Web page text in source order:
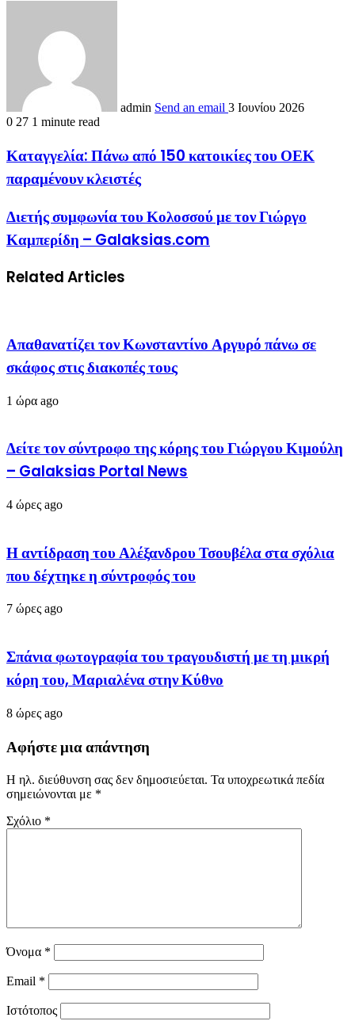
admin Send an email 3 Ιουνίου 2026
0 27 1 minute read
Καταγγελία: Πάνω από 150 κατοικίες του ΟΕΚ
παραμένουν κλειστές
Διετής συμφωνία του Κολοσσού με τον Γιώργο
Καμπερίδη – Galaksias.com
Related Articles
Απαθανατίζει τον Κωνσταντίνο Αργυρό πάνω σε
σκάφος στις διακοπές τους
1 ώρα ago
Δείτε τον σύντροφο της κόρης του Γιώργου Κιμούλη
– Galaksias Portal News
4 ώρες ago
Η αντίδραση του Αλέξανδρου Τσουβέλα στα σχόλια
που δέχτηκε η σύντροφός του
7 ώρες ago
Σπάνια φωτογραφία του τραγουδιστή με τη μικρή
κόρη του, Μαριαλένα στην Κύθνο
8 ώρες ago
Αφήστε μια απάντηση
Η ηλ. διεύθυνση σας δεν δημοσιεύεται. Τα υποχρεωτικά πεδία
σημειώνονται με *
Σχόλιο *
Όνομα *
Email *
Ιστότοπος